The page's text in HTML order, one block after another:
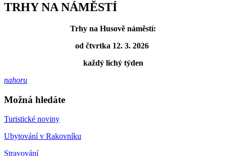
TRHY NA NÁMĚSTÍ
Trhy na Husově náměstí:
od čtvrtka 12. 3. 2026
každý lichý týden
nahoru
Možná hledáte
Turistické noviny
Ubytování v Rakovníku
Stravování